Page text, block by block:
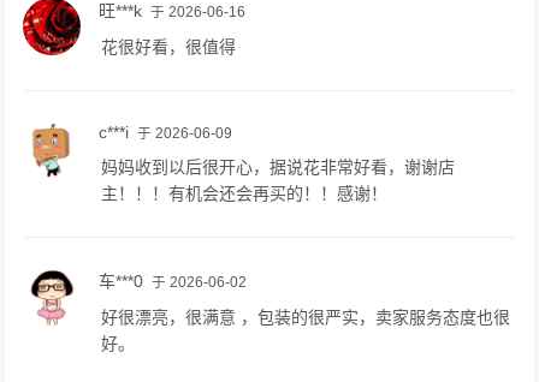
旺***k 于 2026-06-16
花很好看，很值得
c***i 于 2026-06-09
妈妈收到以后很开心，据说花非常好看，谢谢店
主！！！有机会还会再买的！！感谢！
车***0 于 2026-06-02
好很漂亮，很满意 ，包装的很严实，卖家服务态度也很
好。